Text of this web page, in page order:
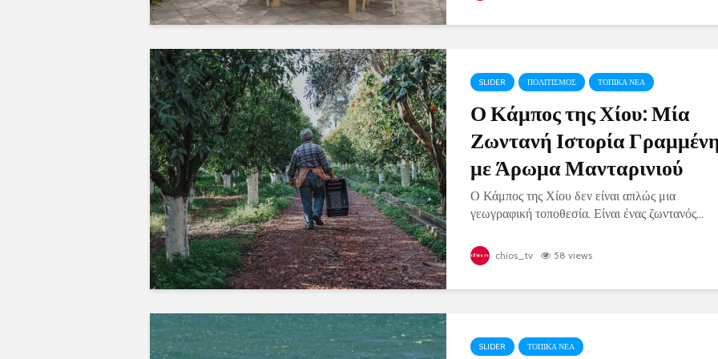
SLIDER ΠΟΛΙΤΙΣΜΟΣ ΤΟΠΙΚΑ ΝΕΑ
Ο Κάμπος της Χίου: Μία
Ζωντανή Ιστορία
με Άρωμα Μανταρινιού
Ο Κάμπος της Χίου δεν είναι απλώς μια
γεωγραφική τοποθεσία. Είναι ένας ζωντανός...
chios_tv 58 views
SLIDER ΤΟΠΙΚΑ ΝΕΑ